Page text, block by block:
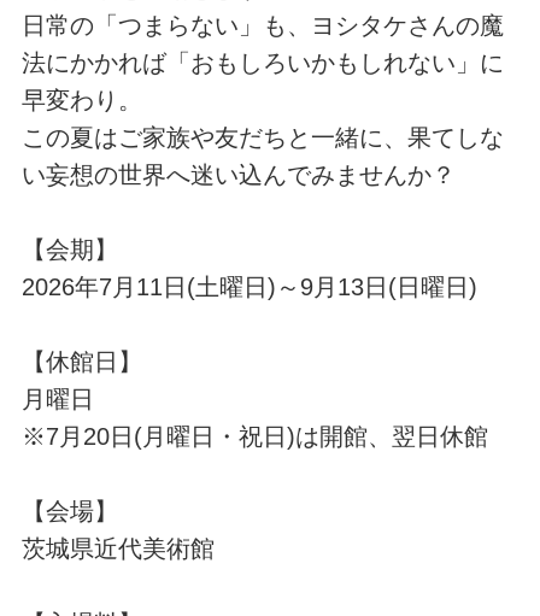
日常の「つまらない」も、ヨシタケさんの魔
法にかかれば「おもしろいかもしれない」に
早変わり。
この夏はご家族や友だちと一緒に、果てしな
い妄想の世界へ迷い込んでみませんか？
【会期】
2026年7月11日(土曜日)～9月13日(日曜日)
【休館日】
月曜日
※7月20日(月曜日・祝日)は開館、翌日休館
【会場】
茨城県近代美術館